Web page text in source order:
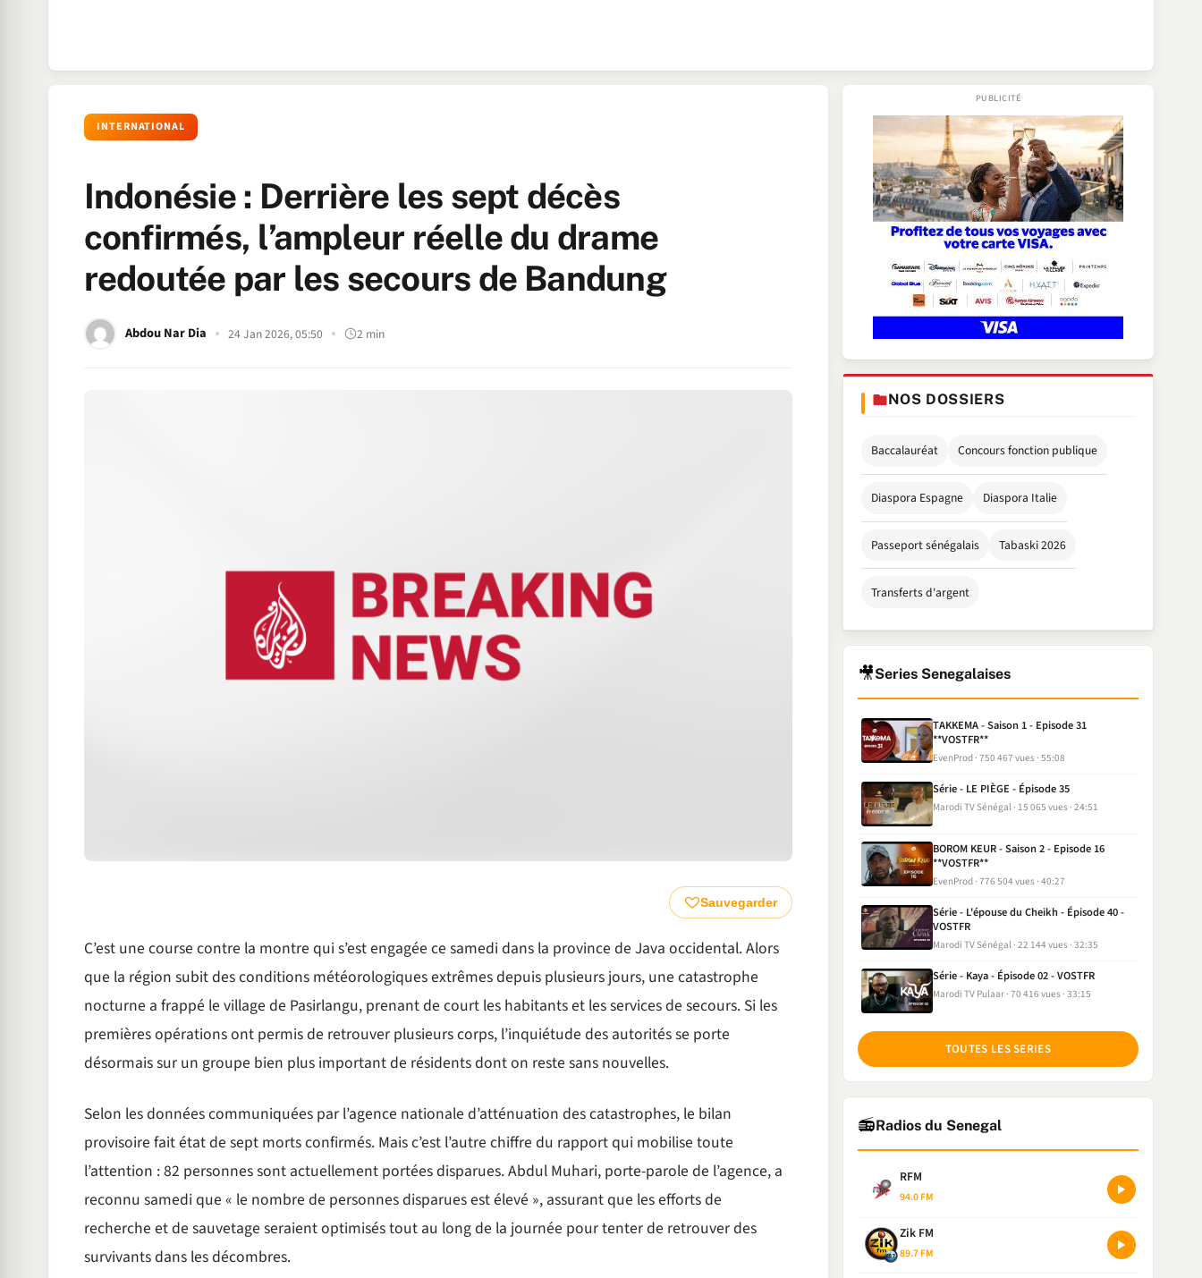
INTERNATIONAL
Indonésie : Derrière les sept décès
confirmés, l’ampleur réelle du drame
redoutée par les secours de Bandung
Abdou Nar Dia 24 Jan 2026, 05:50 2 min
Sauvegarder
C’est une course contre la montre qui s’est engagée ce samedi dans la province de Java occidental. Alors
que la région subit des conditions météorologiques extrêmes depuis plusieurs jours, une catastrophe
nocturne a frappé le village de Pasirlangu, prenant de court les habitants et les services de secours. Si les
premières opérations ont permis de retrouver plusieurs corps, l’inquiétude des autorités se porte
désormais sur un groupe bien plus important de résidents dont on reste sans nouvelles.
Selon les données communiquées par l’agence nationale d’atténuation des catastrophes, le bilan
provisoire fait état de sept morts confirmés. Mais c’est l’autre chiffre du rapport qui mobilise toute
l’attention : 82 personnes sont actuellement portées disparues. Abdul Muhari, porte-parole de l’agence, a
reconnu samedi que « le nombre de personnes disparues est élevé », assurant que les efforts de
recherche et de sauvetage seraient optimisés tout au long de la journée pour tenter de retrouver des
survivants dans les décombres.
NOS DOSSIERS
Baccalauréat Concours fonction publique
Diaspora Espagne Diaspora Italie
Passeport sénégalais Tabaski 2026
Transferts d'argent
🎥Series Senegalaises
TAKKEMA - Saison 1 - Episode 31
**VOSTFR**
EvenProd 750 467 vues 55:08
Série - LE PIÈGE - Épisode 35
Marodi TV Sénégal 15 065 vues 24:51
BOROM KEUR - Saison 2 - Episode 16
**VOSTFR**
EvenProd 776 504 vues 40:27
Série - L'épouse du Cheikh - Épisode 40 -
VOSTFR
Marodi TV Sénégal 22 144 vues 32:35
Série - Kaya - Épisode 02 - VOSTFR
Marodi TV Pulaar 70 416 vues 33:15
TOUTES LES SERIES
📻Radios du Senegal
RFM
94.0 FM
Zik FM
89.7 FM